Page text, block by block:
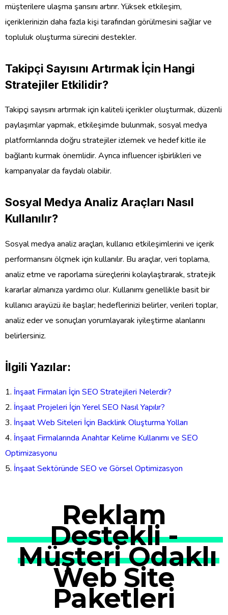
müşterilere ulaşma şansını artırır. Yüksek etkileşim,
içeriklerinizin daha fazla kişi tarafından görülmesini sağlar ve
topluluk oluşturma sürecini destekler.
Takipçi Sayısını Artırmak İçin Hangi
Stratejiler Etkilidir?
Takipçi sayısını artırmak için kaliteli içerikler oluşturmak, düzenli
paylaşımlar yapmak, etkileşimde bulunmak, sosyal medya
platformlarında doğru stratejiler izlemek ve hedef kitle ile
bağlantı kurmak önemlidir. Ayrıca influencer işbirlikleri ve
kampanyalar da faydalı olabilir.
Sosyal Medya Analiz Araçları Nasıl
Kullanılır?
Sosyal medya analiz araçları, kullanıcı etkileşimlerini ve içerik
performansını ölçmek için kullanılır. Bu araçlar, veri toplama,
analiz etme ve raporlama süreçlerini kolaylaştırarak, stratejik
kararlar almanıza yardımcı olur. Kullanımı genellikle basit bir
kullanıcı arayüzü ile başlar; hedeflerinizi belirler, verileri toplar,
analiz eder ve sonuçları yorumlayarak iyileştirme alanlarını
belirlersiniz.
İlgili Yazılar:
İnşaat Firmaları İçin SEO Stratejileri Nelerdir?
İnşaat Projeleri İçin Yerel SEO Nasıl Yapılır?
İnşaat Web Siteleri İçin Backlink Oluşturma Yolları
İnşaat Firmalarında Anahtar Kelime Kullanımı ve SEO
Optimizasyonu
İnşaat Sektöründe SEO ve Görsel Optimizasyon
Reklam
Destekli -
Müşteri Odaklı
Web Site
Paketleri